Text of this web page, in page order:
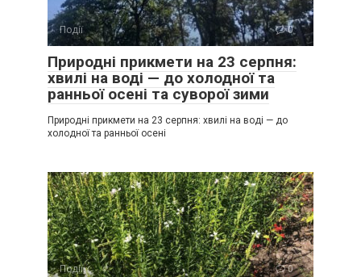
Події 0
Природні прикмети на 23 серпня:
хвилі на воді — до холодної та
ранньої осені та суворої зими
Природні прикмети на 23 серпня: хвилі на воді — до
холодної та ранньої осені
Події 0